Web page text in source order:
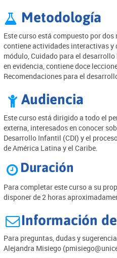
 Metodología
Este curso está compuesto por
contiene actividades interactivas
módulo, Cuidado para el
en evidencia, contiene doce
Recomendaciones para el
 Audiencia
Este curso está dirigido a todo el
externa, interesados en conocer
Desarrollo Infantil (CDI) y el
de América Latina y el Caribe.
 Duración
Para completar este curso a su
disponer de 2 horas
Información
Para preguntas, dudas y
Alejandra Misiego